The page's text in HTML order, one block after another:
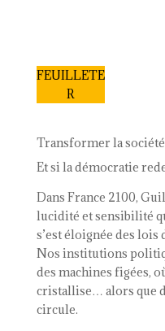
Reffay
FEUILLETE
R
Transformer la
Et si la démocratie
Dans France 2100,
lucidité et sensibilité
s’est éloignée des lois
Nos institutions
des machines figées,
cristallise… alors que
circule.